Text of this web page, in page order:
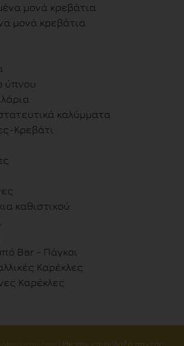
μονά κρεβάτια
μονά κρεβάτια
ύπνου
καλύμματα
Κρεβάτι
καθιστικού
Bar - Πάγκοι
Καρέκλες
Καρέκλες
| Με την επιφύλαξη παντός